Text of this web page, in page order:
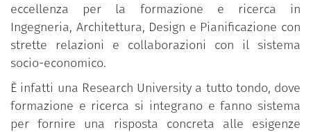
eccellenza per la formazione e ricerca in
Ingegneria, Architettura, Design e Pianificazione con
strette relazioni e collaborazioni con il sistema
socio-economico.
È infatti una Research University a tutto tondo, dove
formazione e ricerca si integrano e fanno sistema
per fornire una risposta concreta alle esigenze